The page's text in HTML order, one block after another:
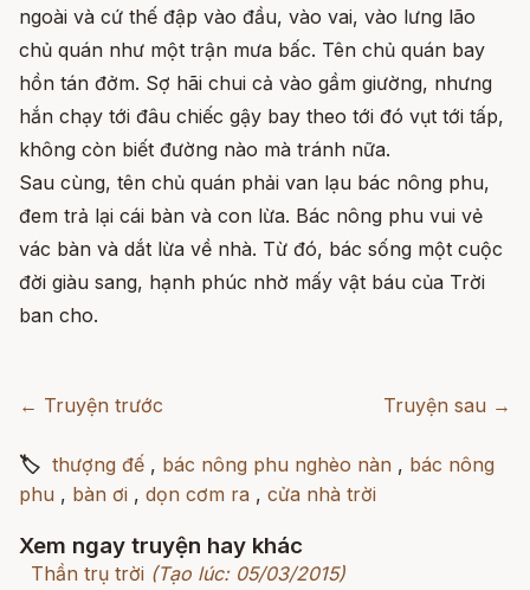
ngoài và cứ thế đập vào đầu, vào vai, vào lưng lão
chủ quán như một trận mưa bấc. Tên chủ quán bay
hồn tán đởm. Sợ hãi chui cả vào gầm giường, nhưng
hắn chạy tới đâu chiếc gậy bay theo tới đó vụt tới tấp,
không còn biết đường nào mà tránh nữa.
Sau cùng, tên chủ quán phải van lạu bác nông phu,
đem trả lại cái bàn và con lừa. Bác nông phu vui vẻ
vác bàn và dắt lừa về nhà. Từ đó, bác sống một cuộc
đời giàu sang, hạnh phúc nhờ mấy vật báu của Trời
ban cho.
← Truyện trước Truyện sau →
🏷 thượng đế , bác nông phu nghèo nàn , bác nông
phu , bàn ơi , dọn cơm ra , cửa nhà trời
Xem ngay truyện hay khác
Thần trụ trời (Tạo lúc: 05/03/2015)